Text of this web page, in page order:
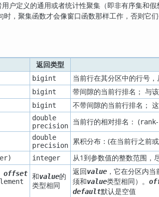
户定义的通用或者统计性聚集（即非有序集和
时，聚集函数才会像窗口函数那样工作，否则它
返回类型
bigint 当前行在其分区中的行号，
bigint 带间隙的当前行排名； 与
bigint 不带间隙的当前行排名；
double
precision
当前行的相对排名： (rank
double
precision
累积分布：(在当前行之前
) integer 从1到参数值的整数范围，
offset 和value的
类型相同
返回value，它在分区内当
须和value类型相同）。
default默认是空值